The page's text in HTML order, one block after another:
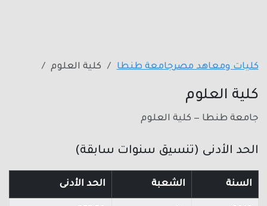
كليات ومعاهد مصرجامعة طنطا كلية العلوم
كلية العلوم
جامعة طنطا — كلية العلوم
الحد الأدنى (تنسيق سنوات سابقة)
السنة الشعبة الحد الأدنى